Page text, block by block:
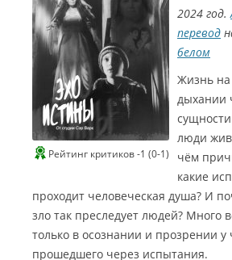
Рейтинг критиков -1 (0-1)
2024 год.
перевод
белом
Жизнь
дыхании
люди
чём
какие
проходит человеческая душа? И
зло так преследует людей? Много
только в осознании и прозрении у
прошедшего через испытания.